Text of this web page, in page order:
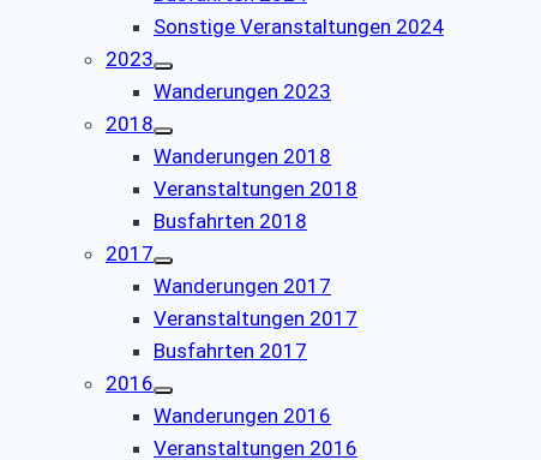
Sonstige Veranstaltungen 2024
2023
Wanderungen 2023
2018
Wanderungen 2018
Veranstaltungen 2018
Busfahrten 2018
2017
Wanderungen 2017
Veranstaltungen 2017
Busfahrten 2017
2016
Wanderungen 2016
Veranstaltungen 2016